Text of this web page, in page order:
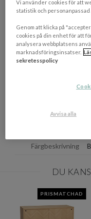
Mått hyllplan
Mått från golv
NEDLADDNINGAR
Materialbeskrivning
Färgbeskrivning
DU
PRISMATCHAD
Vi använder cookies för att
statistik och
Genom att klicka på
cookies på din enhet för att
analysera webbplatsens
marknadsföringsinsatser.
sekretesspolicy
Avvisa alla